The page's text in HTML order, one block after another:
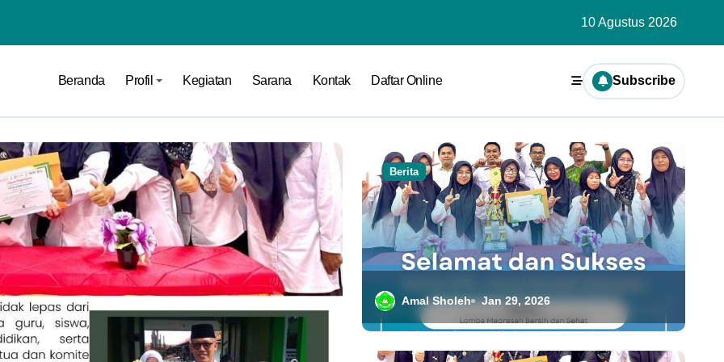
10 Agustus 2026
Beranda Profil Kegiatan Sarana Kontak Daftar Online Subscribe
Uncategorized
Berita
Amal Sholeh Jan 29, 2026